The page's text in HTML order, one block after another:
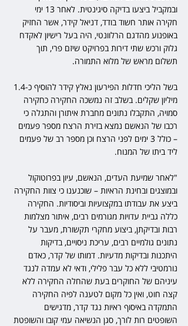
ובמקביל ביצעו בדיקה סיגינטית. לאחר 13 ימי
חקירה אותר חשוד בודד, דניאל קידר, אשר החזיק
באופנוע מהדגם הרלוונטי, היה בעל רישיון לאקדח
גלוק ורכש שתי דירות בפרויקט שיזם פרי, תוך
תשלום מראש של מלוא התמורה.
מיליון שקלים. בשלב זה נמשכה החקירה כחקירה
סמויה, התקבלו נתונים מחברת איתורן והתגלה כי
רכבו של הנאשם נמצא בזירת הרצח מספר פעמים
– כולל 3 ימים לפני הרצח וכן מספר רב של פעמים
ליד ביתו של המנוח.
"לאחר שמיעת העדים, הנאשם, עיון בפרוטוקול
ובמוצגים ובחינת הראיות – שוכנענו כי צוות החקירה
ביצע את עבודתו במקצועיות וביסודיות. החקירה
כללה גביית עדויות מגורמים רבים, איתור מצלמות
רבות ובדיקתן, ביצוע מחקרי תקשורת, מעבר על
נתונים גולמיים רבים, עריכת ניסויים, בדיקות
היתכנות ובדיקות מדעיות. דמותו של קדר, כאדם
נורמטיבי ללא כל עבר פלילי, ודאי לא עמדה לנגד
עיניהם של החוקרים בעת שהחלה החקירה ללא
קצה חוט, ואין כל מקום לטענה לפיה החקירה
התמקדה באיסוף ראיות נגד קדר, מדגישים
השופטים רות לורך, סגן הנשיאה עמי קובו והשופטת